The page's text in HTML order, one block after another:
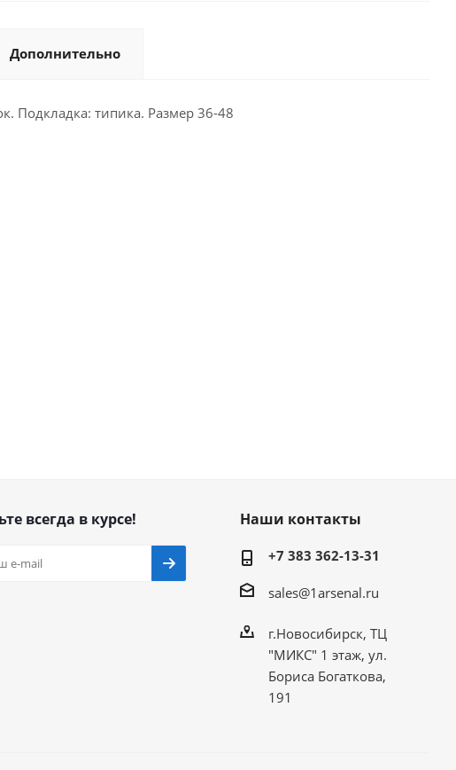
Дополнительно
Подкладка: типика. Размер 36-48
всегда в курсе! Наши контакты
+7 383 362-13-31
sales@1arsenal.ru
г.Новосибирск, ТЦ
"МИКС" 1 этаж, ул.
Бориса Богаткова,
191